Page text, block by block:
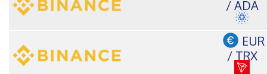
/ ADA
EUR
/ TRX